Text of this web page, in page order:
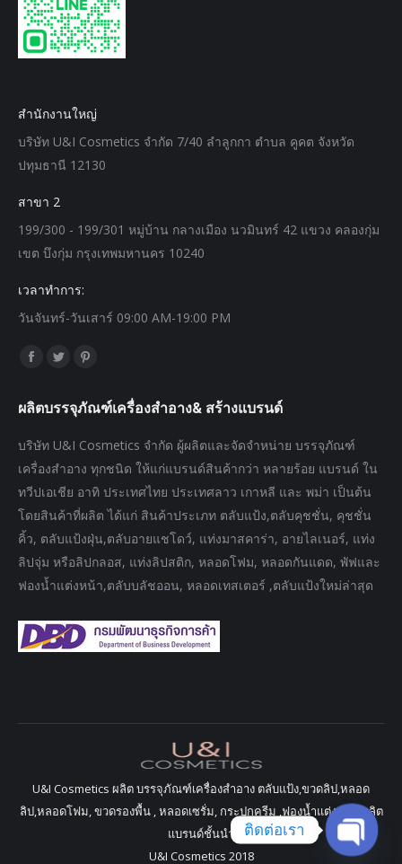
สำนักงานใหญ่
บริษัท U&I Cosmetics จำกัด 7/40 ลำลูกกา ตำบล คูคต จังหวัด
ปทุมธานี 12130
สาขา 2
199/300 - 199/301 หมู่บ้าน กลางเมือง นวมินทร์ 42 แขวง คลองกุ่ม
เขต บึงกุ่ม กรุงเทพมหานคร 10240
เวลาทำการ:
วันจันทร์-วันเสาร์ 09:00 AM-19:00 PM
Find us on:
Facebook
opens
in
new
window
Twitter
opens
new
window
Pinterest
opens
window
ผลิตบรรจุภัณฑ์เครื่องสำอาง& สร้างแบรนด์
บริษัท U&I Cosmetics จำกัด ผู้ผลิตและจัดจำหน่าย บรรจุภัณฑ์
เครื่องสำอาง ทุกชนิด ให้แก่แบรนด์สินค้ากว่า หลายร้อย แบรนด์ ใน
ทวีปเอเชีย อาทิ ประเทศไทย ประเทศลาว เกาหลี และ พม่า เป็นต้น
โดยสินค้าที่ผลิต ได้แก่ สินค้าประเภท ตลับแป้ง,ตลับคุชชั่น, คุชชั่น
คิ้ว, ตลับแป้งฝุ่น,ตลับอายแชโดว์, แท่งมาสคาร่า, อายไลเนอร์, แท่ง
ลิปจุ่ม หรือลิปกลอส, แท่งลิปสติก, หลอดโฟม, หลอดกันแดด, พัฟและ
ฟองน้ำแต่งหน้า,ตลับบลัชออน, หลอดเทสเตอร์ ,ตลับแป้งใหม่ล่าสุด
U&I Cosmetics ผลิต บรรจุภัณฑ์เครื่องสำอาง ตลับแป้ง,ขวดลิป,หลอด
ลิป,หลอดโฟม, ขวดรองพื้น , หลอดเซรั่ม, กระปุกครีม ,ฟองน้ำแต่งหน้า ผลิต
แบรนด์ชั้นนำ
U&I Cosmetics 2018
ติดต่อเรา